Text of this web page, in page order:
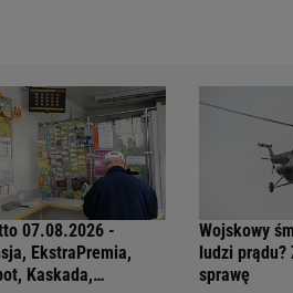
07.08.2026 -
EkstraPremia,
Kaskada,
Wojskowy
ludzi prądu?
sprawę